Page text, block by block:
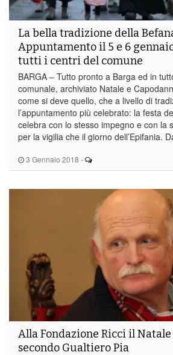
3 Gennaio 2018 -
La bella tradizione della
Appuntamento il 5 e 6
tutti i centri del comune
BARGA – Tutto pronto a Barga ed in
comunale, archiviato Natale e
come si deve quello, che a livello di
l’appuntamento più celebrato: la festa
celebra con lo stesso impegno e con la
per la vigilia che il giorno dell’Epifania.
Alla Fondazione Ricci il Natale
secondo Gualtiero Pia